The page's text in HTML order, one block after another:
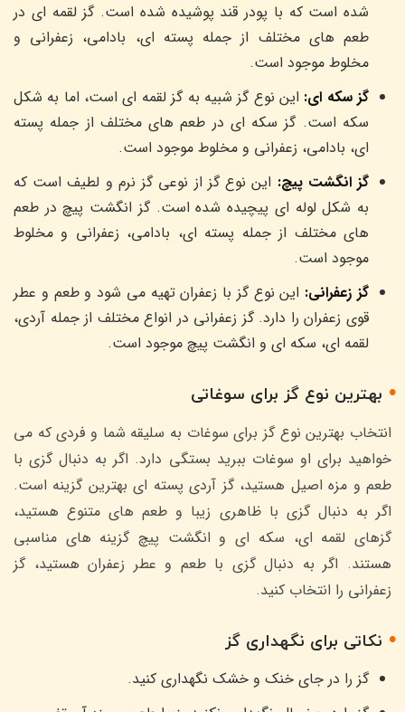
شده است که با پودر قند پوشیده شده است. گز لقمه ای در
طعم های مختلف از جمله پسته ای، بادامی، زعفرانی و
مخلوط موجود است.
گز سکه ای: این نوع گز شبیه به گز لقمه ای است، اما به شکل
سکه است. گز سکه ای در طعم های مختلف از جمله پسته
ای، بادامی، زعفرانی و مخلوط موجود است.
گز انگشت پیچ: این نوع گز از نوعی گز نرم و لطیف است که
به شکل لوله ای پیچیده شده است. گز انگشت پیچ در طعم
های مختلف از جمله پسته ای، بادامی، زعفرانی و مخلوط
موجود است.
گز زعفرانی: این نوع گز با زعفران تهیه می شود و طعم و عطر
قوی زعفران را دارد. گز زعفرانی در انواع مختلف از جمله آردی،
لقمه ای، سکه ای و انگشت پیچ موجود است.
بهترین نوع گز برای سوغاتی
انتخاب بهترین نوع گز برای سوغات به سلیقه شما و فردی که می
خواهید برای او سوغات ببرید بستگی دارد. اگر به دنبال گزی با
طعم و مزه اصیل هستید، گز آردی پسته ای بهترین گزینه است.
اگر به دنبال گزی با ظاهری زیبا و طعم های متنوع هستید،
گزهای لقمه ای، سکه ای و انگشت پیچ گزینه های مناسبی
هستند. اگر به دنبال گزی با طعم و عطر زعفران هستید، گز
زعفرانی را انتخاب کنید.
نکاتی برای نگهداری گز
گز را در جای خنک و خشک نگهداری کنید.